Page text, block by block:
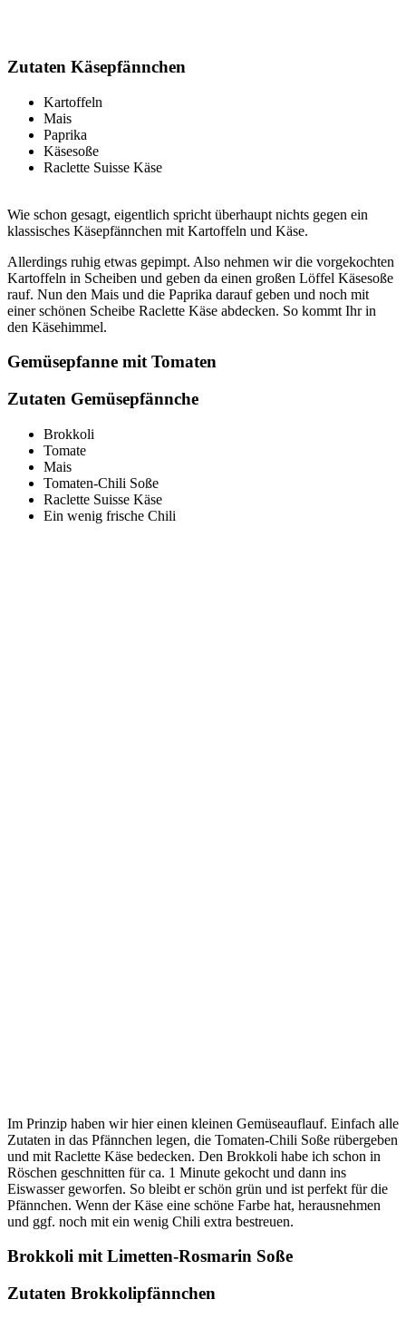
Zutaten Käsepfännchen
Kartoffeln
Mais
Paprika
Käsesoße
Raclette Suisse Käse
Wie schon gesagt, eigentlich spricht überhaupt nichts gegen ein
klassisches Käsepfännchen mit Kartoffeln und Käse.
Allerdings ruhig etwas gepimpt. Also nehmen wir die vorgekochten
Kartoffeln in Scheiben und geben da einen großen Löffel Käsesoße
rauf. Nun den Mais und die Paprika darauf geben und noch mit
einer schönen Scheibe Raclette Käse abdecken. So kommt Ihr in
den Käsehimmel.
Gemüsepfanne mit Tomaten
Zutaten Gemüsepfännche
Brokkoli
Tomate
Mais
Tomaten-Chili Soße
Raclette Suisse Käse
Ein wenig frische Chili
Im Prinzip haben wir hier einen kleinen Gemüseauflauf. Einfach alle
Zutaten in das Pfännchen legen, die Tomaten-Chili Soße rübergeben
und mit Raclette Käse bedecken. Den Brokkoli habe ich schon in
Röschen geschnitten für ca. 1 Minute gekocht und dann ins
Eiswasser geworfen. So bleibt er schön grün und ist perfekt für die
Pfännchen. Wenn der Käse eine schöne Farbe hat, herausnehmen
und ggf. noch mit ein wenig Chili extra bestreuen.
Brokkoli mit Limetten-Rosmarin Soße
Zutaten Brokkolipfännchen